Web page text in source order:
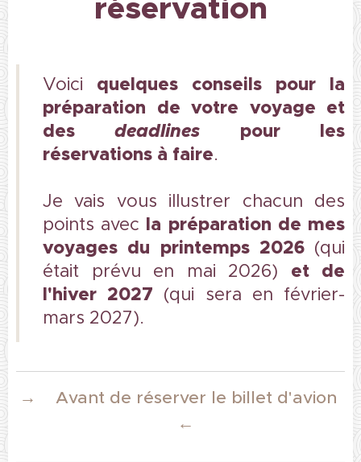
Voici quelques conseils pour la
préparation de votre voyage et
desdeadlines pour les
réservations à faire.
Je vais vous illustrer chacun des
points avec la préparation de mes
voyages du printemps 2026(qui
était prévu en mai 2026) et de
l'hiver 2027 (qui sera en février-
mars 2027).
→ Avant de réserver le billet d'avion
←